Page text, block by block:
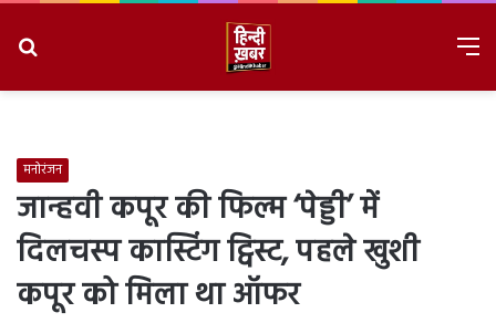
मनोरंजन
जान्हवी कपूर की फिल्म ‘पेड्डी’ में
दिलचस्प कास्टिंग ट्विस्ट, पहले खुशी
कपूर को मिला था ऑफर